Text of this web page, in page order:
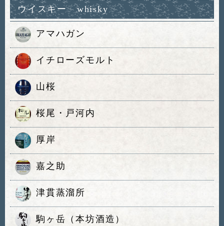
ウイスキー whisky
アマハガン
イチローズモルト
山桜
桜尾・戸河内
厚岸
嘉之助
津貫蒸溜所
駒ヶ岳（本坊酒造）